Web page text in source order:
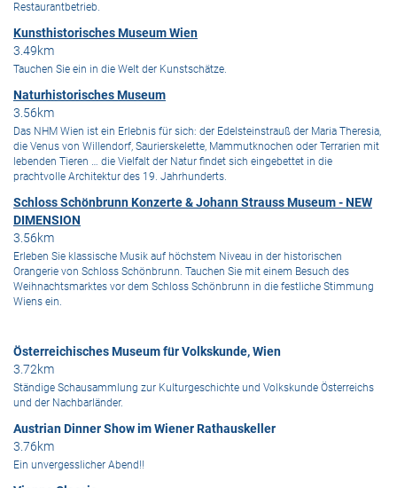
Restaurantbetrieb.
Kunsthistorisches Museum Wien
3.49km
Tauchen Sie ein in die Welt der Kunstschätze.
Naturhistorisches Museum
3.56km
Das NHM Wien ist ein Erlebnis für sich: der Edelsteinstrauß der Maria Theresia,
die Venus von Willendorf, Saurierskelette, Mammutknochen oder Terrarien mit
lebenden Tieren … die Vielfalt der Natur findet sich eingebettet in die
prachtvolle Architektur des 19. Jahrhunderts.
Schloss Schönbrunn Konzerte & Johann Strauss Museum - NEW
DIMENSION
3.56km
Erleben Sie klassische Musik auf höchstem Niveau in der historischen
Orangerie von Schloss Schönbrunn. Tauchen Sie mit einem Besuch des
Weihnachtsmarktes vor dem Schloss Schönbrunn in die festliche Stimmung
Wiens ein.
Österreichisches Museum für Volkskunde, Wien
3.72km
Ständige Schausammlung zur Kulturgeschichte und Volkskunde Österreichs
und der Nachbarländer.
Austrian Dinner Show im Wiener Rathauskeller
3.76km
Ein unvergesslicher Abend!!